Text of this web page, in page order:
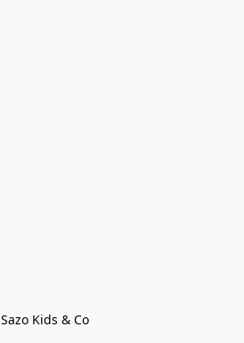
Sazo Kids & Co